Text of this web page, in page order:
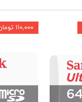
۱۱۰,۰۰۰ تومان تخفیف